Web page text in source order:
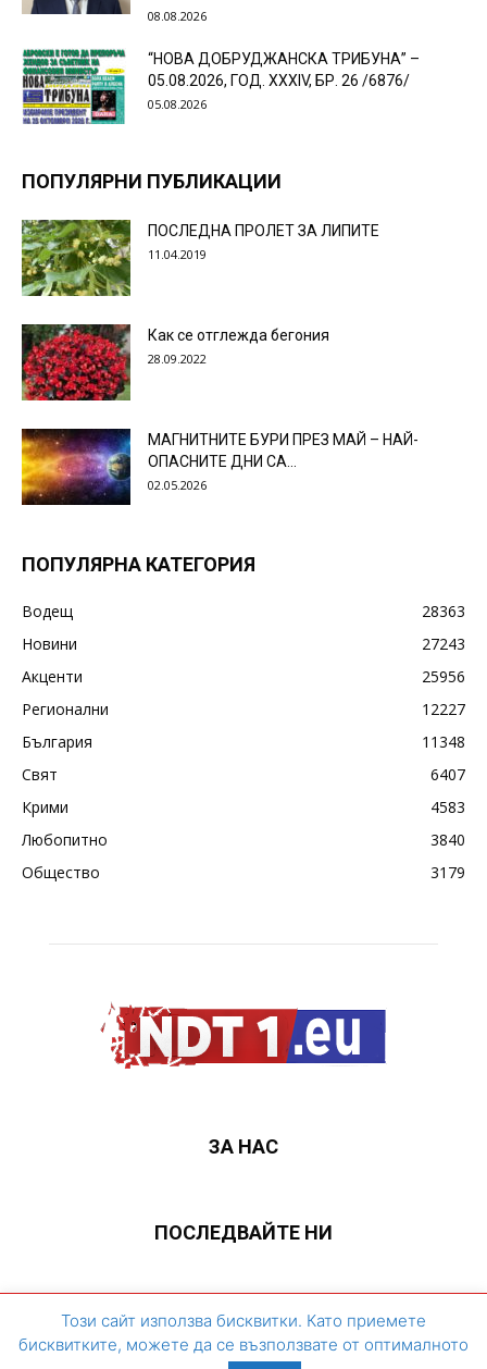
08.08.2026
“НОВА ДОБРУДЖАНСКА ТРИБУНА” –
05.08.2026, ГОД. XXХIV, БР. 26 /6876/
05.08.2026
ПОПУЛЯРНИ ПУБЛИКАЦИИ
ПОСЛЕДНА ПРОЛЕТ ЗА ЛИПИТЕ
11.04.2019
Как се отглежда бегония
28.09.2022
МАГНИТНИТЕ БУРИ ПРЕЗ МАЙ – НАЙ-
ОПАСНИТЕ ДНИ СА…
02.05.2026
ПОПУЛЯРНА КАТЕГОРИЯ
Водещ
28363
Новини
27243
Акценти
25956
Регионални
12227
България
11348
Свят
6407
Крими
4583
Любопитно
3840
Общество
3179
ЗА НАС
ПОСЛЕДВАЙТЕ НИ
ЗА НАС Контакти Архивен сайт
©
Този сайт използва бисквитки. Като приемете
бисквитките, можете да се възползвате от оптималното